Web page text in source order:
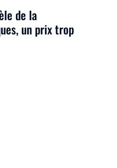
de la
un prix trop